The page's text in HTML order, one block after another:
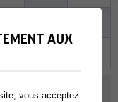
AUX
vous acceptez